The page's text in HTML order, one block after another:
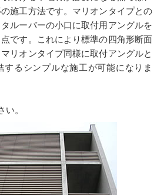
施工方法です。マリオンタイプとの
ルーバーの小口に取付用アングルを
です。これにより標準の四角形断面
リオンタイプ同様に取付アングルと
するシンプルな施工が可能になりま
。